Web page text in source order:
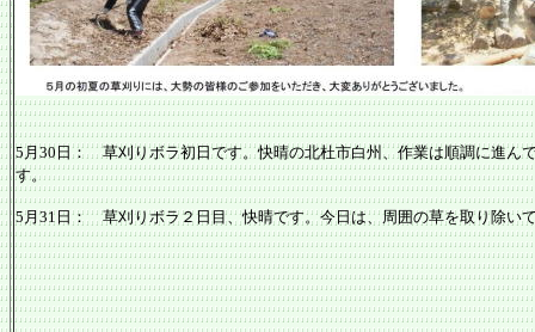
5月30日： 草刈りボラ初日です。快晴の北杜市白州、作業は順調に進ん
す。
5月31日： 草刈りボラ２日目、快晴です。今日は、周囲の草を取り除い